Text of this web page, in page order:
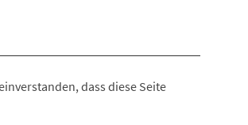
dass diese Seite